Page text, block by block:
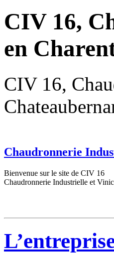
CIV 16,
en
CIV 16,
Chaudronnerie
Bienvenue sur le site de CIV 16
Chaudronnerie Industrielle et